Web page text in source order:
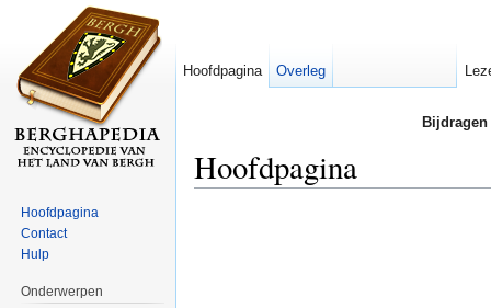
Hoofdpagina
Hoofdpagina Overleg
Hoofdpagina
Contact
Hulp
Onderwerpen